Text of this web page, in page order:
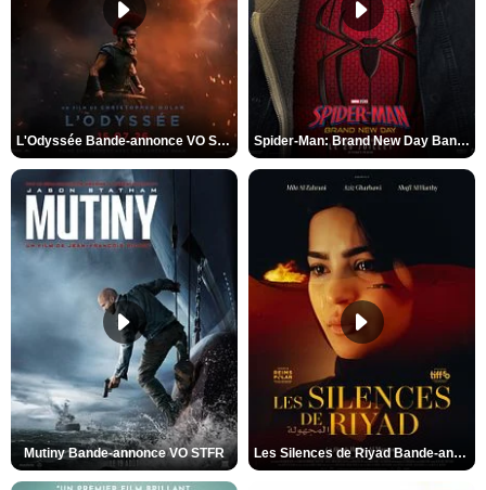
L'Odyssée Bande-annonce VO STFR Spider-Man: Brand New Day Bande-annonce VO STFR
Mutiny Bande-annonce VO STFR Les Silences de Riyad Bande-annonce VO STFR